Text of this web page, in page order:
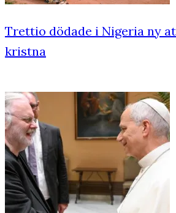
Trettio dödade i Nigeria ny
kristna